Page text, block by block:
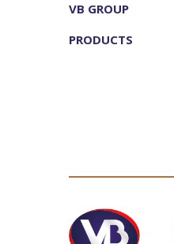
VB GROUP
PRODUCTS